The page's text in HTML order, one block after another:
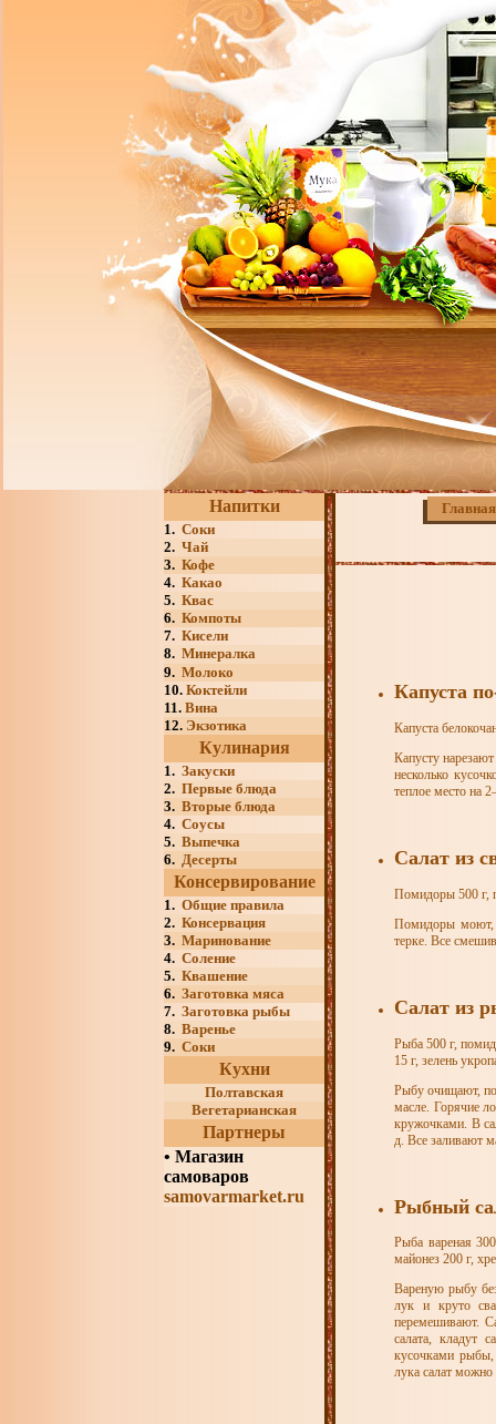
Напитки
1. Соки
2. Чай
3. Кофе
4. Какао
5. Квас
6. Компоты
7. Кисели
8. Минералка
9. Молоко
10. Коктейли
11. Вина
12. Экзотика
Кулинария
1. Закуски
2. Первые блюда
3. Вторые блюда
4. Соусы
5. Выпечка
6. Десерты
Консервирование
1. Общие правила
2. Консервация
3. Маринование
4. Соление
5. Квашение
6. Заготовка мяса
7. Заготовка рыбы
8. Варенье
9. Соки
Кухни
Полтавская
Вегетарианская
Партнеры
• Магазин
самоваров
samovarmarket.ru
Главная
Капуста
Капуста
Капусту
несколько
теплое место на
Салат из
Помидоры 500 г,
Помидоры моют,
терке. Все
Салат из
Рыба 500 г,
15 г, зелень
Рыбу очищают,
масле. Горячие
кружочками. В
д. Все заливают
Рыбный
Рыба вареная
майонез 200 г,
Вареную рыбу
лук и круто
перемешивают.
салата, кладут
кусочками рыбы,
лука салат